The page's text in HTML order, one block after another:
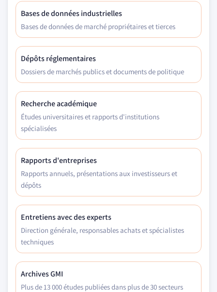
Bases de données industrielles
Bases de données de marché propriétaires et tierces
Dépôts réglementaires
Dossiers de marchés publics et documents de politique
Recherche académique
Études universitaires et rapports d'institutions
spécialisées
Rapports d'entreprises
Rapports annuels, présentations aux investisseurs et
dépôts
Entretiens avec des experts
Direction générale, responsables achats et spécialistes
techniques
Archives GMI
Plus de 13 000 études publiées dans plus de 30 secteurs